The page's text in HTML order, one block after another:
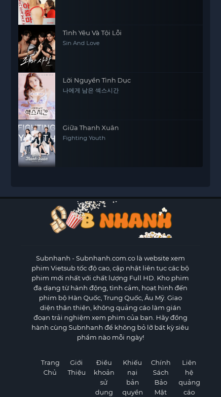
Tình Yêu Và Tội Lỗi
Sin And Love
Lời Nguyền Tình Dục
나에게 남은 섹스시간
Giữa Thanh Xuân
Fighting Youth
Subnhanh - Subnhanh.com.co là website xem
phim Vietsub tốc độ cao, cập nhật liên tục các bộ
phim mới nhất với chất lượng Full HD. Kho phim
đa dạng từ hành động, tình cảm, hoạt hình đến
phim bộ Hàn Quốc, Trung Quốc, Âu Mỹ. Giao
diện thân thiện, không quảng cáo làm gián
đoạn trải nghiệm xem phim của bạn. Hãy đồng
hành cùng Subnhanh để không bỏ lỡ bất kỳ siêu
phẩm nào mỗi ngày!
Trang
Chủ
Giới
Thiệu
Điều
khoản
sử
dụng
Khiếu
nại
bản
quyền
Chính
Sách
Bảo
Mật
Liên
hệ
quảng
cáo